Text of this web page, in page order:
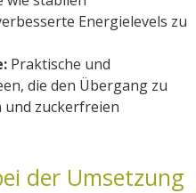
Energielevels zu
Praktische und
die den Übergang zu
zuckerfreien
der Umsetzung